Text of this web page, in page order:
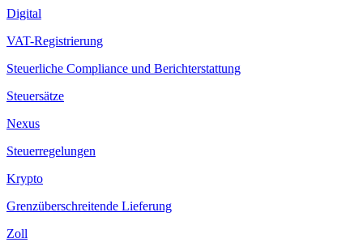
Digital
VAT-Registrierung
Steuerliche Compliance und Berichterstattung
Steuersätze
Nexus
Steuerregelungen
Krypto
Grenzüberschreitende Lieferung
Zoll